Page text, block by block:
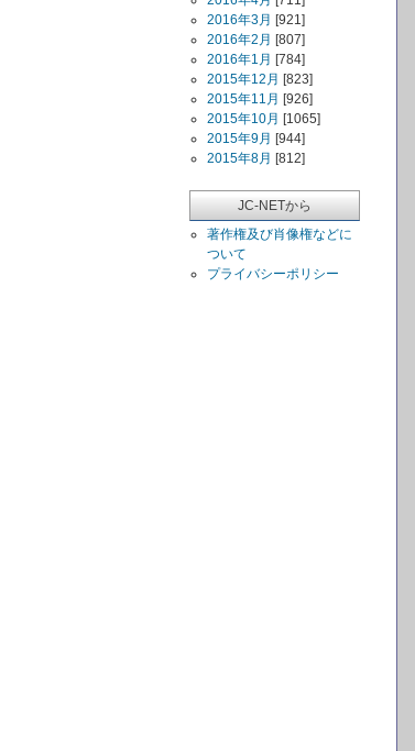
2016年3月 [921]
2016年2月 [807]
2016年1月 [784]
2015年12月 [823]
2015年11月 [926]
2015年10月 [1065]
2015年9月 [944]
2015年8月 [812]
JC-NETから
著作権及び肖像権などに
ついて
プライバシーポリシー